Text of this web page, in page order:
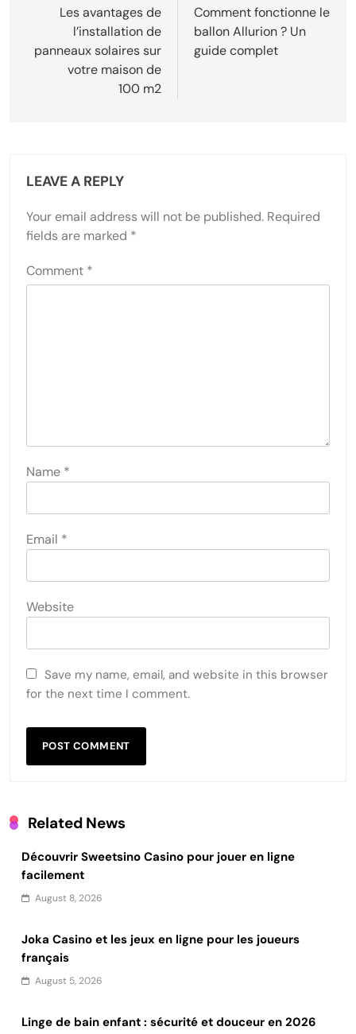
navigation
Les avantages de
l’installation de
panneaux solaires sur
votre maison de
100 m2
Comment fonctionne le
ballon Allurion ? Un
guide complet
LEAVE A REPLY
Your email address will not be published. Required
fields are marked *
Comment *
Name *
Email *
Website
Save my name, email, and website in this browser
for the next time I comment.
Related News
Découvrir Sweetsino Casino pour jouer en ligne
facilement
August 8, 2026
Joka Casino et les jeux en ligne pour les joueurs
français
August 5, 2026
Linge de bain enfant : sécurité et douceur en 2026